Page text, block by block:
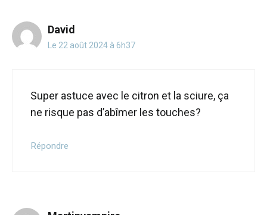
David
Le 22 août 2024 à 6h37
Super astuce avec le citron et la sciure, ça
ne risque pas d’abîmer les touches?
Répondre